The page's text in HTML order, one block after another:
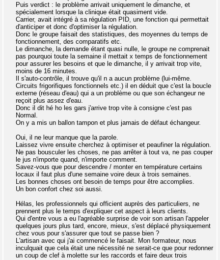
Puis verdict : le problème arrivait uniquement le dimanche, et
spécialement lorsque la clinique était quasiment vide.
Carrier, avait intégré à sa régulation PID, une fonction qui permettait
d'anticiper et donc d'optimiser la régulation.
Donc le groupe faisait des statistiques, des moyennes du temps de
fonctionnement, des comparatifs etc.
Le dimanche, la demande étant quasi nulle, le groupe ne comprenait
pas pourquoi toute la semaine il mettait x temps de fonctionnement
pour assurer les besoins et que le dimanche, il y arrivait trop vite,
moins de 16 minutes.
Il s'auto-contrôle, il trouve qu'il n a aucun problème (lui-même.
Circuits frigorifiques fonctionnels etc.) il en déduit que c'est la boucle
externe (réseau d'eau) qui a un problème ou que son échangeur ne
reçoit plus assez d'eau.
Donc il dit hé ho les gars j'arrive trop vite à consigne c'est pas
Normal.
On y a mis un ballon tampon et plus jamais de défaut échangeur.
Oui, il ne leur manque que la parole.
Laissez vivre ensuite cherchez à optimiser et peaufiner la régulation.
Ne pas bousculer les choses, ne pas arrêter à tout va, ne pas couper
le jus n'importe quand, n'importe comment.
Savez-vous que pour descendre / monter en température certains
locaux il faut plus d'une semaine voire deux à trois semaines.
Les bonnes choses ont besoin de temps pour être accomplies.
Un bon confort chez soi aussi.
Hélas, les professionnels qui officient auprès des particuliers, ne
prennent plus le temps d'expliquer cet aspect à leurs clients.
Qui d'entre vous a eu l'agréable surprise de voir son artisan l'appeler
quelques jours plus tard, encore, mieux, s'est déplacé physiquement
chez vous pour s'assurer que tout se passe bien ?
L'artisan avec qui j'ai commencé le faisait. Mon formateur, nous
inculquait que cela était une nécessité ne serait-ce que pour redonner
un coup de clef à molette sur les raccords et faire deux trois